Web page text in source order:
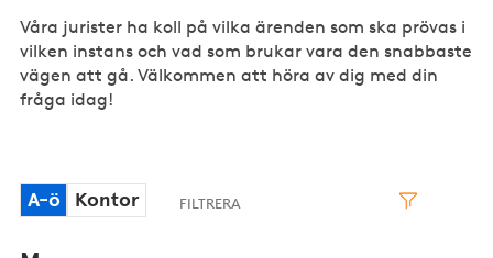
Våra jurister ha koll på vilka ärenden som ska prövas i
vilken instans och vad som brukar vara den snabbaste
vägen att gå. Välkommen att höra av dig med din
fråga idag!
A-ö Kontor